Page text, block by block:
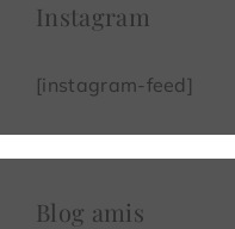
Instagram
[instagram-feed]
Blog amis